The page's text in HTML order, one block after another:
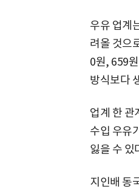
우유 업계
려올 것으
0원, 659
방식보다
업계 한 관
수입 우유
잃을 수 있
지인배 동